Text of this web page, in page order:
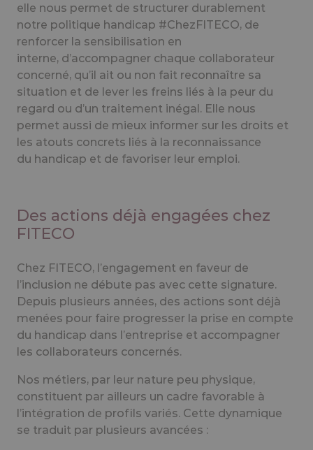
elle nous permet de structurer durablement
notre politique handicap #ChezFITECO, de
renforcer la sensibilisation en
interne, d’accompagner chaque collaborateur
concerné, qu’il ait ou non fait reconnaître sa
situation et de lever les freins liés à la peur du
regard ou d’un traitement inégal. Elle nous
permet aussi de mieux informer sur les droits et
les atouts concrets liés à la reconnaissance
du handicap et de favoriser leur emploi.
Des actions déjà engagées chez
FITECO
Chez FITECO, l’engagement en faveur de
l’inclusion ne débute pas avec cette signature.
Depuis plusieurs années, des actions sont déjà
menées pour faire progresser la prise en compte
du handicap dans l’entreprise et accompagner
les collaborateurs concernés.
Nos métiers, par leur nature peu physique,
constituent par ailleurs un cadre favorable à
l’intégration de profils variés. Cette dynamique
se traduit par plusieurs avancées :